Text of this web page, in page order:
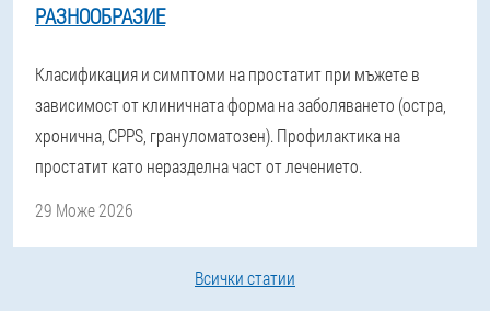
РАЗНООБРАЗИЕ
Класификация и симптоми на простатит при мъжете в
зависимост от клиничната форма на заболяването (остра,
хронична, CPPS, грануломатозен). Профилактика на
простатит като неразделна част от лечението.
29 Може 2026
Всички статии